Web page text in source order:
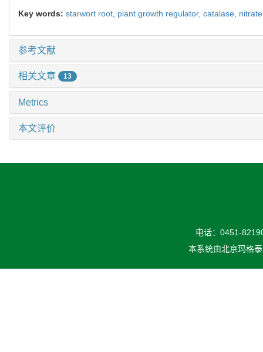
Key words: starwort root, plant growth regulator, catalase,
参考文献
相关文章 13
Metrics
本文评价
电话：0451-
本系统由北京玛格